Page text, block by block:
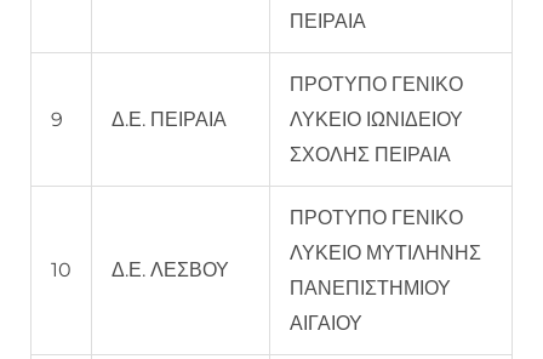
ΠΕΙΡΑΙΑ
9 Δ.Ε. ΠΕΙΡΑΙΑ
ΠΡΟΤΥΠΟ ΓΕΝΙΚΟ
ΛΥΚΕΙΟ ΙΩΝΙΔΕΙΟΥ
ΣΧΟΛΗΣ ΠΕΙΡΑΙΑ
10 Δ.Ε. ΛΕΣΒΟΥ
ΠΡΟΤΥΠΟ ΓΕΝΙΚΟ
ΛΥΚΕΙΟ ΜΥΤΙΛΗΝΗΣ
ΠΑΝΕΠΙΣΤΗΜΙΟΥ
ΑΙΓΑΙΟΥ